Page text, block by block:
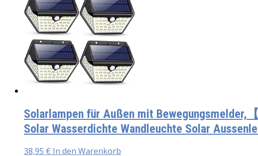
Solarlampen für Außen mit Bewegungsmelder,
Solar Wasserdichte Wandleuchte Solar
38,95 € In den Warenkorb